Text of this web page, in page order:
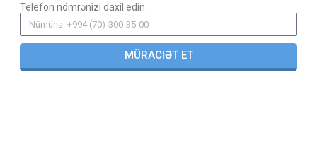
Telefon nömrənizi daxil edin
MÜRACIƏT ET